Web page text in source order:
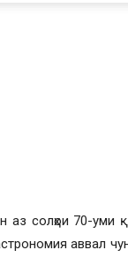
солҳои 70-уми
аввал